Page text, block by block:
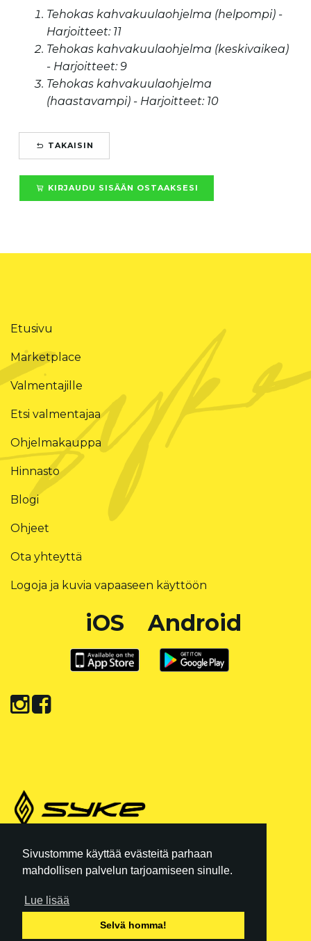
Sivustomme käyttää evästeitä parhaan
mahdollisen palvelun tarjoamiseen sinulle.
Lue lisää
Selvä homma!
Tehokas kahvakuulaohjelma (helpompi) -
Harjoitteet: 11
Tehokas kahvakuulaohjelma (keskivaikea)
- Harjoitteet: 9
Tehokas kahvakuulaohjelma
(haastavampi) - Harjoitteet: 10
TAKAISIN
KIRJAUDU SISÄÄN OSTAAKSESI
Etusivu
Marketplace
Valmentajille
Etsi valmentajaa
Ohjelmakauppa
Hinnasto
Blogi
Ohjeet
Ota yhteyttä
Logoja ja kuvia vapaaseen käyttöön
iOS Android
REKISTERISELOSTE|KÄYTTÖEHDOT
Y-TUNNUS: 3554102-6